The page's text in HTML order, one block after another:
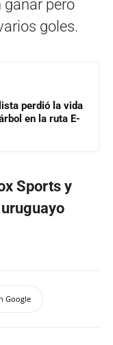
ganar pero
goles.
perdió la vida
en la ruta E-
Sports y
Google